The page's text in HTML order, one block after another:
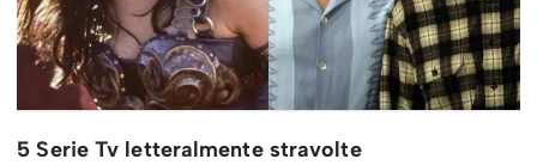
5 Serie Tv letteralmente stravolte